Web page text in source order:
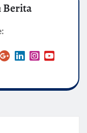
Berita